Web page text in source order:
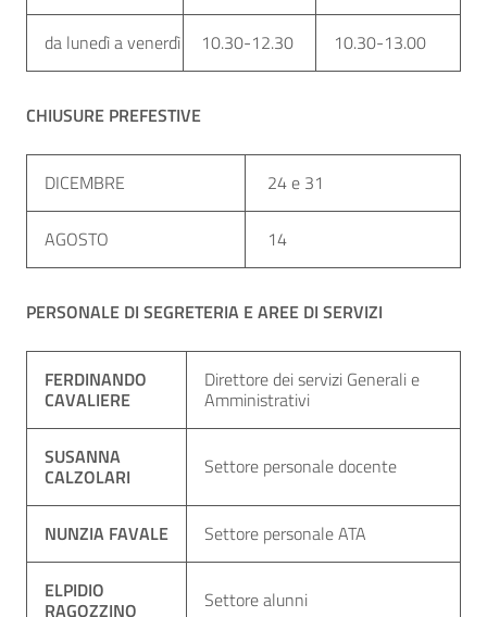
da lunedì a venerdì 10.30-12.30 10.30-13.00
CHIUSURE PREFESTIVE
DICEMBRE 24 e 31
AGOSTO 14
PERSONALE DI SEGRETERIA E AREE DI SERVIZI
FERDINANDO
CAVALIERE
Direttore dei servizi Generali e
Amministrativi
SUSANNA
CALZOLARI Settore personale docente
NUNZIA FAVALE Settore personale ATA
ELPIDIO
RAGOZZINO Settore alunni